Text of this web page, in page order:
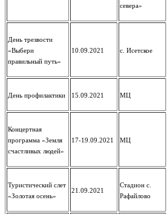
севера»
День трезвости
«Выбери
правильный путь»
10.09.2021 с. Исетское
День профилактики 15.09.2021 МЦ
Концертная
программа «Земля
счастливых людей»
17-19.09.2021 МЦ
Туристический слет
«Золотая осень»
21.09.2021
Стадион с.
Рафайлово